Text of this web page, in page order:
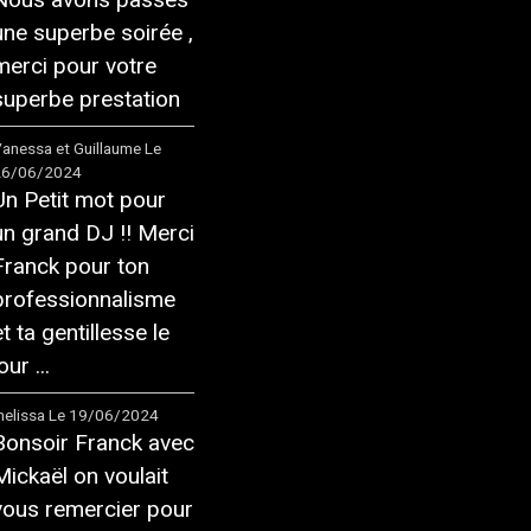
superbe soirée ,
pour votre
prestation
et Guillaume Le
06/2024
Petit mot pour
grand DJ !! Merci
pour ton
ta gentillesse le
...
Le 19/06/2024
Franck avec
on voulait
remercier pour